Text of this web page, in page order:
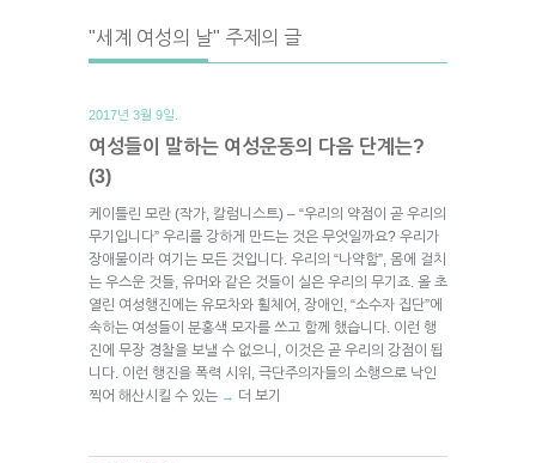
"세계 여성의 날" 주제의 글
2017년 3월 9일.
여성들이 말하는 여성운동의 다음 단계는?
(3)
케이틀린 모란 (작가, 칼럼니스트) – “우리의 약점이 곧 우리의
무기입니다” 우리를 강하게 만드는 것은 무엇일까요? 우리가
장애물이라 여기는 모든 것입니다. 우리의 “나약함”, 몸에 걸치
는 우스운 것들, 유머와 같은 것들이 실은 우리의 무기죠. 올 초
열린 여성행진에는 유모차와 휠체어, 장애인, “소수자 집단”에
속하는 여성들이 분홍색 모자를 쓰고 함께 했습니다. 이런 행
진에 무장 경찰을 보낼 수 없으니, 이것은 곧 우리의 강점이 됩
니다. 이런 행진을 폭력 시위, 극단주의자들의 소행으로 낙인
찍어 해산시킬 수 있는 → 더 보기